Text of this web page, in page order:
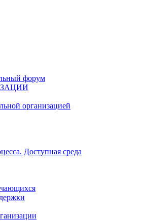
форум
организацией
Доступная среда